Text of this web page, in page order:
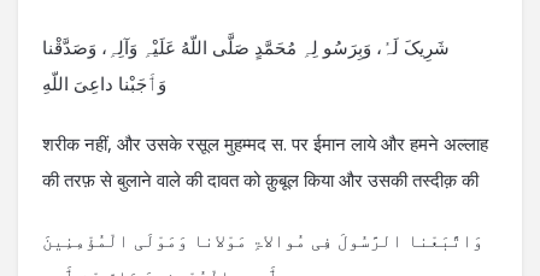
شَرِیکَ لَہُ، وَبِرَسُو لِہِ مُحَمَّدٍ صَلَّی اللّهُ عَلَیْہِ وَآلِہِ، وَصَدَّقْنا
وَٲَجَبْنا داعِیَ اللّهِ
शरीक नहीं, और उसके रसूल मुहम्मद स. पर ईमान लाये और हमने अल्लाह
की तरफ़ से बुलाने वाले की दावत को क़ुबूल किया और उसकी तस्दीक़ की
وَاتَّبَعْنا الرَّسُولَ فِی مُوالاۃِ مَوْلانا وَمَوْلَی الْمُؤْمِنِینَ